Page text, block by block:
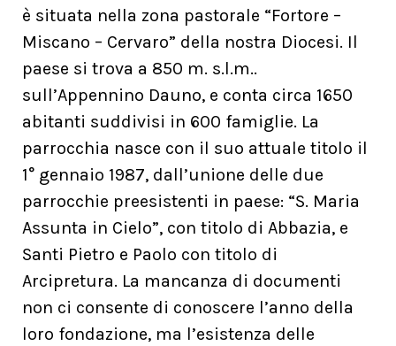
è situata nella zona pastorale “Fortore –
Miscano – Cervaro” della nostra Diocesi. Il
paese si trova a 850 m. s.l.m..
sull’Appennino Dauno, e conta circa 1650
abitanti suddivisi in 600 famiglie. La
parrocchia nasce con il suo attuale titolo il
1° gennaio 1987, dall’unione delle due
parrocchie preesistenti in paese: “S. Maria
Assunta in Cielo”, con titolo di Abbazia, e
Santi Pietro e Paolo con titolo di
Arcipretura. La mancanza di documenti
non ci consente di conoscere l’anno della
loro fondazione, ma l’esistenza delle